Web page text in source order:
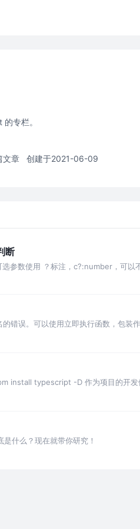
专栏。
文章 创建于2021-06-09
断
参数使用 ？标注，c?:number，可以
错误。可以使用立即执行函数，包装作
install typescript -D 作为项目的开发
什么？现在就带你研究！